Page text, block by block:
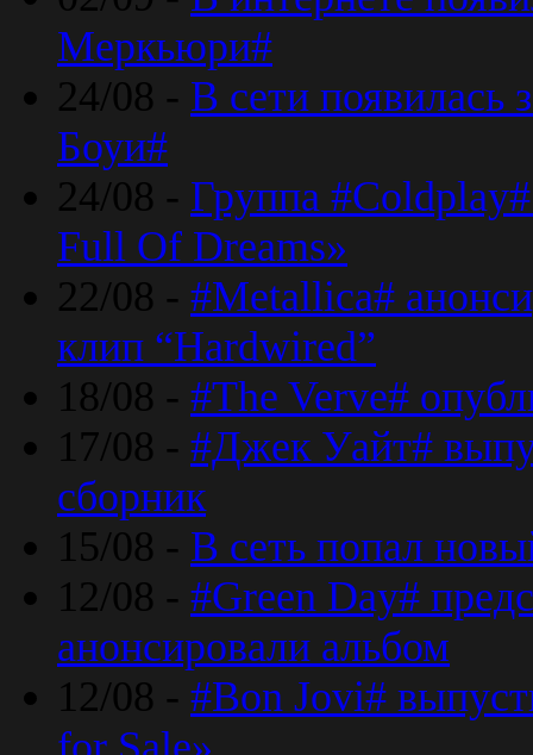
Меркьюри#
24/08 - В сети появилась
Боуи#
24/08 - Группа
Full Of Dreams»
22/08 - #Metallica#
клип “Hardwired”
18/08 - #The Verve#
17/08 - #Джек Уайт#
сборник
15/08 - В сеть попал
12/08 - #Green Day#
анонсировали альбом
12/08 - #Bon Jovi#